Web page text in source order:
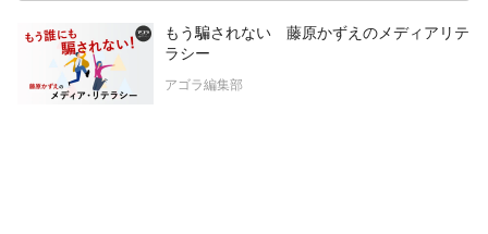
もう騙されない 藤原かずえのメディアリテ
ラシー
アゴラ編集部